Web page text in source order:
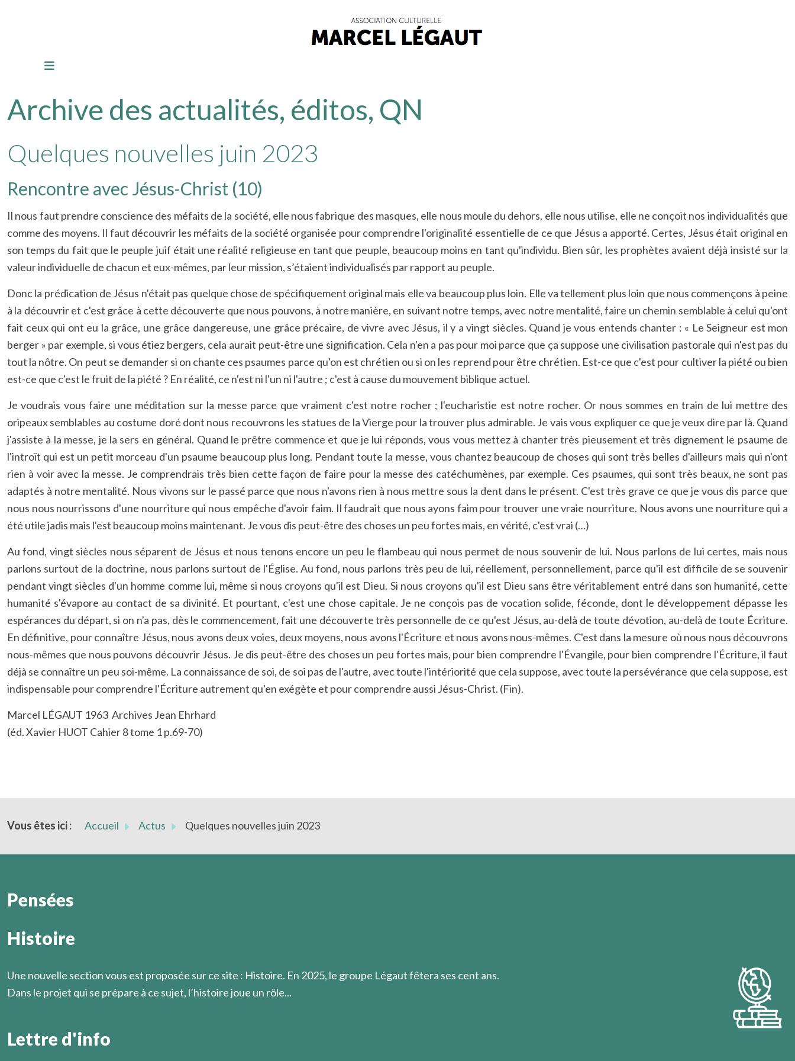
Archive des actualités, éditos, QN
Quelques nouvelles juin 2023
Rencontre avec Jésus-Christ (10)
Il nous faut prendre conscience des méfaits de la société, elle nous fabrique des masques, elle nous moule du dehors, elle nous utilise, elle ne conçoit nos individualités que
comme des moyens. Il faut découvrir les méfaits de la société organisée pour comprendre l'originalité essentielle de ce que Jésus a apporté. Certes, Jésus était original en
son temps du fait que le peuple juif était une réalité religieuse en tant que peuple, beaucoup moins en tant qu'individu. Bien sûr, les prophètes avaient déjà insisté sur la
valeur individuelle de chacun et eux-mêmes, par leur mission, s’étaient individualisés par rapport au peuple.
Donc la prédication de Jésus n'était pas quelque chose de spécifiquement original mais elle va beaucoup plus loin. Elle va tellement plus loin que nous commençons à peine
à la découvrir et c'est grâce à cette découverte que nous pouvons, à notre manière, en suivant notre temps, avec notre mentalité, faire un chemin semblable à celui qu'ont
fait ceux qui ont eu la grâce, une grâce dangereuse, une grâce précaire, de vivre avec Jésus, il y a vingt siècles. Quand je vous entends chanter : « Le Seigneur est mon
berger » par exemple, si vous étiez bergers, cela aurait peut-être une signification. Cela n'en a pas pour moi parce que ça suppose une civilisation pastorale qui n'est pas du
tout la nôtre. On peut se demander si on chante ces psaumes parce qu'on est chrétien ou si on les reprend pour être chrétien. Est-ce que c'est pour cultiver la piété ou bien
est-ce que c'est le fruit de la piété ? En réalité, ce n'est ni l'un ni l'autre ; c'est à cause du mouvement biblique actuel.
Je voudrais vous faire une méditation sur la messe parce que vraiment c'est notre rocher ; l'eucharistie est notre rocher. Or nous sommes en train de lui mettre des
oripeaux semblables au costume doré dont nous recouvrons les statues de la Vierge pour la trouver plus admirable. Je vais vous expliquer ce que je veux dire par là. Quand
j'assiste à la messe, je la sers en général. Quand le prêtre commence et que je lui réponds, vous vous mettez à chanter très pieusement et très dignement le psaume de
l'introït qui est un petit morceau d'un psaume beaucoup plus long. Pendant toute la messe, vous chantez beaucoup de choses qui sont très belles d'ailleurs mais qui n'ont
rien à voir avec la messe. Je comprendrais très bien cette façon de faire pour la messe des catéchumènes, par exemple. Ces psaumes, qui sont très beaux, ne sont pas
adaptés à notre mentalité. Nous vivons sur le passé parce que nous n'avons rien à nous mettre sous la dent dans le présent. C'est très grave ce que je vous dis parce que
nous nous nourrissons d'une nourriture qui nous empêche d'avoir faim. Il faudrait que nous ayons faim pour trouver une vraie nourriture. Nous avons une nourriture qui a
été utile jadis mais l'est beaucoup moins maintenant. Je vous dis peut-être des choses un peu fortes mais, en vérité, c'est vrai (…)
Au fond, vingt siècles nous séparent de Jésus et nous tenons encore un peu le flambeau qui nous permet de nous souvenir de lui. Nous parlons de lui certes, mais nous
parlons surtout de la doctrine, nous parlons surtout de l'Église. Au fond, nous parlons très peu de lui, réellement, personnellement, parce qu'il est difficile de se souvenir
pendant vingt siècles d'un homme comme lui, même si nous croyons qu'il est Dieu. Si nous croyons qu'il est Dieu sans être véritablement entré dans son humanité, cette
humanité s'évapore au contact de sa divinité. Et pourtant, c'est une chose capitale. Je ne conçois pas de vocation solide, féconde, dont le développement dépasse les
espérances du départ, si on n'a pas, dès le commencement, fait une découverte très personnelle de ce qu'est Jésus, au-delà de toute dévotion, au-delà de toute Écriture.
En définitive, pour connaître Jésus, nous avons deux voies, deux moyens, nous avons l'Écriture et nous avons nous-mêmes. C'est dans la mesure où nous nous découvrons
nous-mêmes que nous pouvons découvrir Jésus. Je dis peut-être des choses un peu fortes mais, pour bien comprendre l'Évangile, pour bien comprendre l'Écriture, il faut
déjà se connaître un peu soi-même. La connaissance de soi, de soi pas de l'autre, avec toute l'intériorité que cela suppose, avec toute la persévérance que cela suppose, est
indispensable pour comprendre l'Écriture autrement qu'en exégète et pour comprendre aussi Jésus-Christ. (Fin).
Marcel LÉGAUT 1963 Archives Jean Ehrhard
(éd. Xavier HUOT Cahier 8 tome 1 p.69-70)
Vous êtes ici : Accueil Actus Quelques nouvelles juin 2023
Pensées
Oh, n’être rien, mais seulement être !
Histoire
Une nouvelle section vous est proposée sur ce site : Histoire. En 2025, le groupe Légaut fêtera ses cent ans.
Dans le projet qui se prépare à ce sujet, l’histoire joue un rôle...
Lettre d'info